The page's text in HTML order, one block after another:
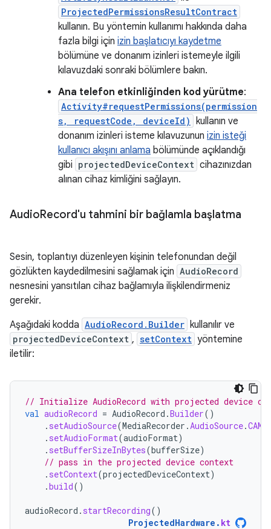
ProjectedPermissionsResultContract
kullanın. Bu yöntemin kullanımı hakkında daha
fazla bilgi için izin başlatıcıyı kaydetme
bölümüne ve donanım izinleri istemeyle ilgili
kılavuzdaki sonraki bölümlere bakın.
Ana telefon etkinliğinden kod yürütme:
Activity#requestPermissions(permission
s, requestCode, deviceId) kullanın ve
donanım izinleri isteme kılavuzunun izin isteği
kullanıcı akışını anlama bölümünde açıklandığı
gibi projectedDeviceContext cihazınızdan
alınan cihaz kimliğini sağlayın.
AudioRecord'u tahmini bir bağlamla başlatma
Sesin, toplantıyı düzenleyen kişinin telefonundan değil
gözlükten kaydedilmesini sağlamak için AudioRecord
nesnesini yansıtılan cihaz bağlamıyla ilişkilendirmeniz
gerekir.
Aşağıdaki kodda AudioRecord.Builder kullanılır ve
projectedDeviceContext , setContext yöntemine
iletilir:
// Initialize AudioRecord with projected device
val audioRecord = AudioRecord .Builder()
. setAudioSource(MediaRecorder .AudioSource.
. setAudioFormat(audioFormat)
. setBufferSizeInBytes(bufferSize)
// pass in the projected device context
. setContext(projectedDeviceContext)
.build()
audioRecord . startRecording()
ProjectedHardware . kt